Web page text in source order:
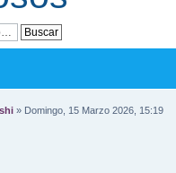
» Domingo, 15 Marzo 2026, 15:19